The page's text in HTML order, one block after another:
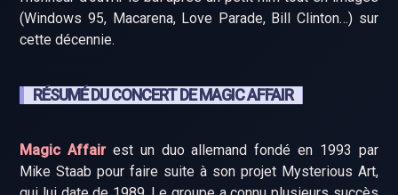
(Windows 95, Macarena, Love Parade, Bill Clinton…) sur
cette décennie.
RÉSUMÉ DU CONCERT DE MAGIC AFFAIR
Magic Affairest un duo allemand fondé en 1993 par
Mike Staab pour faire suite à son projet Mysterious Art,